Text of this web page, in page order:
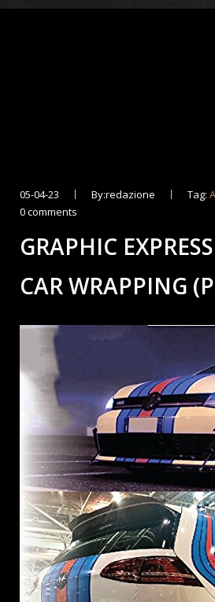
05-04-23 By:redazione Tag:
0 comments
GRAPHIC
CAR WRAPPING